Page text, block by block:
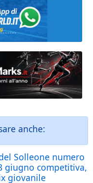
anche:
Solleone numero
giugno competitiva,
giovanile